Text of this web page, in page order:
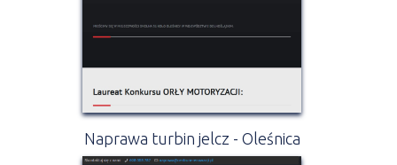
Naprawa turbin jelcz - Oleśnica